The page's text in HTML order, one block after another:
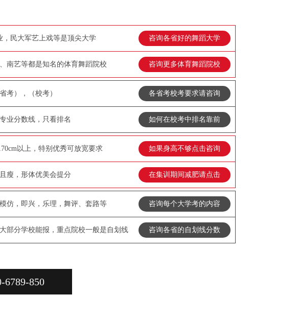
，民大军艺上戏等是顶尖大学 咨询各省好的舞蹈大学
南艺等都是知名的体育舞蹈院校 咨询更多体育舞蹈院校
考），（校考） 各省考校考要求请咨询
业分数线，只看排名 如何在校考中排名靠前
以上，特别优秀可放宽要求 如果身高不够点击咨询
瘦，形体优美会提分 在集训期间减肥请点击
仿，即兴，乐理，舞评、套路等 咨询每个大学考的内容
部分学校能报，重点院校一般是自划线 咨询各省的自划线分数
6789-850